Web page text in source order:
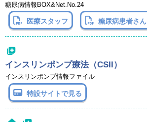
糖尿病情報BOX&Net.No.24
医療スタッフ 糖尿病患者さん
インスリンポンプ療法（CSII）
インスリンポンプ情報ファイル
特設サイトで見る